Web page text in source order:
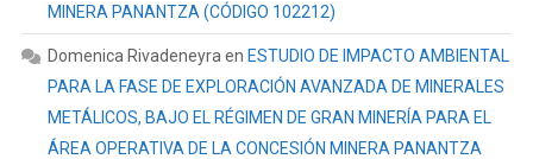
MINERA PANANTZA (CÓDIGO 102212)
Domenica Rivadeneyra en ESTUDIO DE IMPACTO AMBIENTAL
PARA LA FASE DE EXPLORACIÓN AVANZADA DE MINERALES
METÁLICOS, BAJO EL RÉGIMEN DE GRAN MINERÍA PARA EL
ÁREA OPERATIVA DE LA CONCESIÓN MINERA PANANTZA